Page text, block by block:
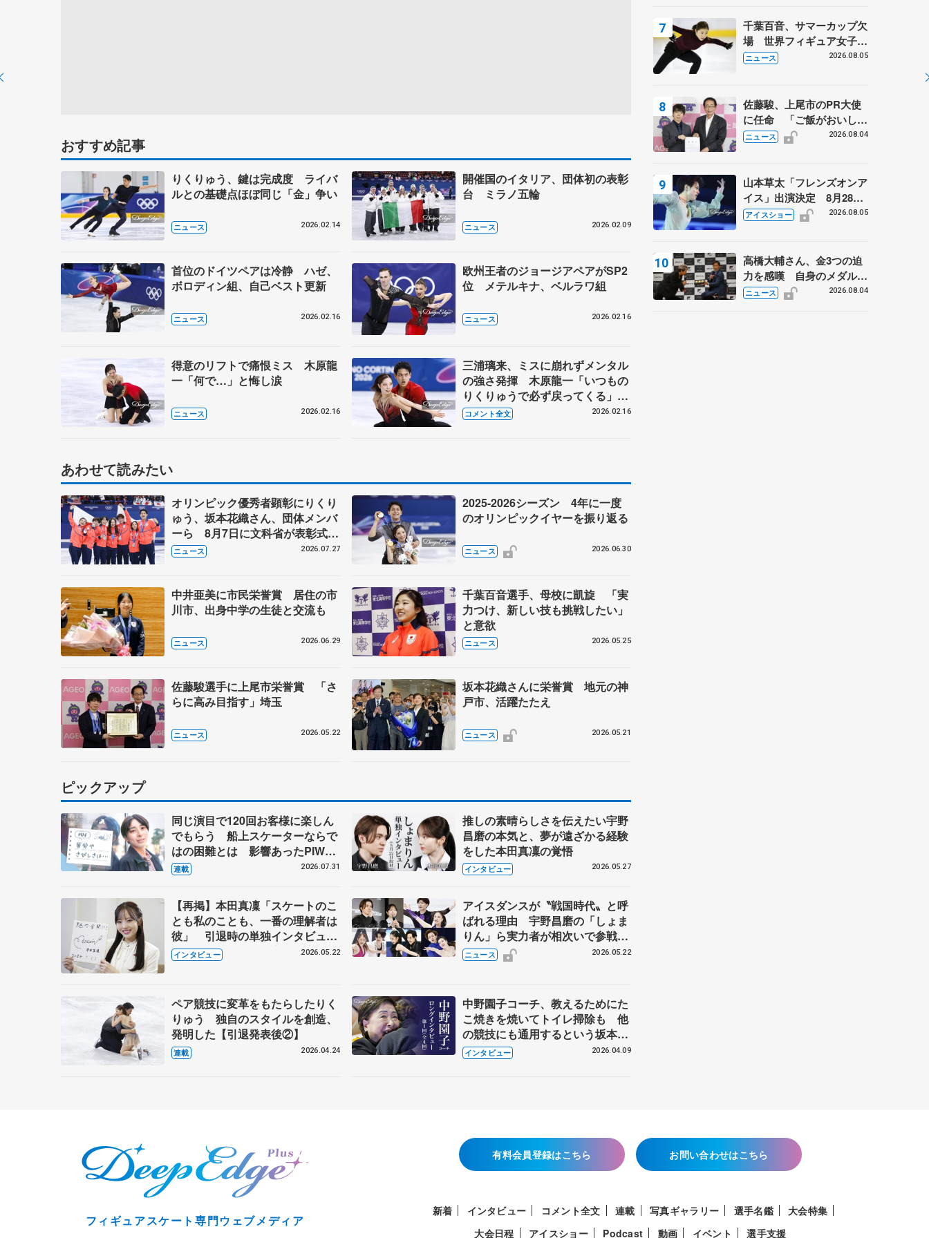
おすすめ記事
りくりゅう、鍵は完成度 ライバ
ルとの基礎点ほぼ同じ「金」争い
ニュース 2026.02.14
開催国のイタリア、団体初の表彰
台 ミラノ五輪
ニュース 2026.02.09
首位のドイツペアは冷静 ハゼ、
ボロディン組、自己ベスト更新
ニュース 2026.02.16
欧州王者のジョージアペアがSP2
位 メテルキナ、ベルラワ組
ニュース 2026.02.16
得意のリフトで痛恨ミス 木原龍
一「何で…」と悔し涙
ニュース 2026.02.16
三浦璃来、ミスに崩れずメンタル
の強さ発揮 木原龍一「いつもの
りくりゅうで必ず戻ってくる」
【ミラノ五輪ペアSP後】
コメント全文 2026.02.16
あわせて読みたい
オリンピック優秀者顕彰にりくり
ゅう、坂本花織さん、団体メンバ
ーら 8月7日に文科省が表彰式、
ブルーノ・マルコット、中野園子
らコーチも
ニュース 2026.07.27
2025-2026シーズン 4年に一度
のオリンピックイヤーを振り返る
ニュース 2026.06.30
中井亜美に市民栄誉賞 居住の市
川市、出身中学の生徒と交流も
ニュース 2026.06.29
千葉百音選手、母校に凱旋 「実
力つけ、新しい技も挑戦したい」
と意欲
ニュース 2026.05.25
佐藤駿選手に上尾市栄誉賞 「さ
らに高み目指す」埼玉
ニュース 2026.05.22
坂本花織さんに栄誉賞 地元の神
戸市、活躍たたえ
ニュース 2026.05.21
ピックアップ
同じ演目で120回お客様に楽しん
でもらう 船上スケーターならで
はの困難とは 影響あったPIW前
キャプテン松永さんの存在
連載 2026.07.31
推しの素晴らしさを伝えたい宇野
昌磨の本気と、夢が遠ざかる経験
をした本田真凜の覚悟
インタビュー 2026.05.27
【再掲】本田真凜「スケートのこ
とも私のことも、一番の理解者は
彼」 引退時の単独インタビュー
で語った競技人生や家族、恋人、
これからの夢…
インタビュー 2026.05.22
アイスダンスが〝戦国時代〟と呼
ばれる理由 宇野昌磨の「しょま
りん」ら実力者が相次いで参戦
国内の競争激化
ニュース 2026.05.22
ペア競技に変革をもたらしたりく
りゅう 独自のスタイルを創造、
発明した【引退発表後②】
連載 2026.04.24
中野園子コーチ、教えるためにた
こ焼きを焼いてトイレ掃除も 他
の競技にも通用するという坂本花
織の筋肉
インタビュー 2026.04.09
に 小林芳子さんが振り返
るスケート人生
千葉百音、サマーカップ欠
場 世界フィギュア女子2
位
ニュース 2026.08.05
佐藤駿、上尾市のPR大使
に任命 「ご飯がおいし
く、住みやすいのが魅力」
ニュース 2026.08.04
山本草太「フレンズオンア
イス」出演決定 8月28日
（金）2公演のみ 荒川静
アイスショー 2026.08.05
高橋大輔さん、金3つの迫
力を感嘆 自身のメダルは
「どちらに？」 〝リス兄
ニュース 2026.08.04
フィギュアスケート専門ウェブメディア
有料会員登録はこちら お問い合わせはこちら
新着 インタビュー コメント全文 連載 写真ギャラリー 選手名鑑
大会特集
大会日程
アイスショー Podcast 動画 イベント 選手支援